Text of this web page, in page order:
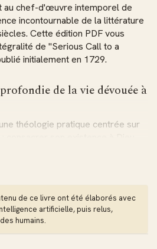
au chef-d'œuvre intemporel de
incontournable de la littérature
Cette édition PDF vous
de "Serious Call to a
initialement en 1729.
de la vie dévouée à
théologie pratique centrée sur
sage et la plus épanouissante.
pour la croissance
de ce livre ont été élaborés avec
artificielle, puis relus,
humains.